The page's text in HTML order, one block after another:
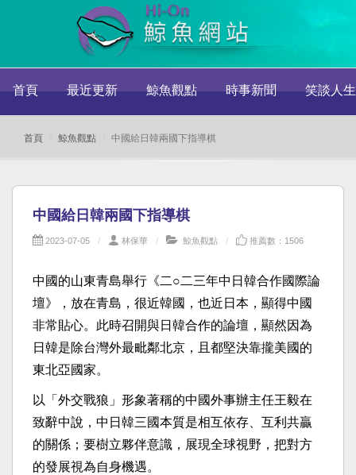
首頁 最近更新 鯨魚觀點 時事新聞 笑談人生
首頁 鯨魚觀點 中國給日韓兩國下指導棋
中國給日韓兩國下指導棋
2023-07-05 林保華 鯨魚觀點 推薦數：1506
中國的山東青島舉行《二○二三年中日韓合作國際論
壇》，放在青島，很近韓國，也近日本，顯得中國
非常貼心。此時召開與日韓合作的論壇，顯然因為
日韓是除台灣外最毗鄰北京，且都堅決靠攏美國的
東北亞國家。
以「外交戰狼」形象著稱的中國外事辦主任王毅在
致辭中說，中日韓三國本質是相互依存、互利共贏
的關係；要樹立夥伴意識，展現全球視野，把對方
的發展視為自身機遇。